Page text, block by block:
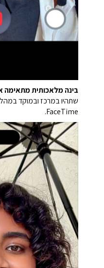
בינה מלאכותית מתאימה
שתהיו במרכז ובמוקד
FaceTime.